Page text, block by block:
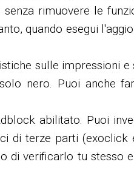
rimuovere le
quando esegui
sulle impressioni
nero. Puoi anche
abilitato. Puoi
di terze parti
di verificarlo tu stesso